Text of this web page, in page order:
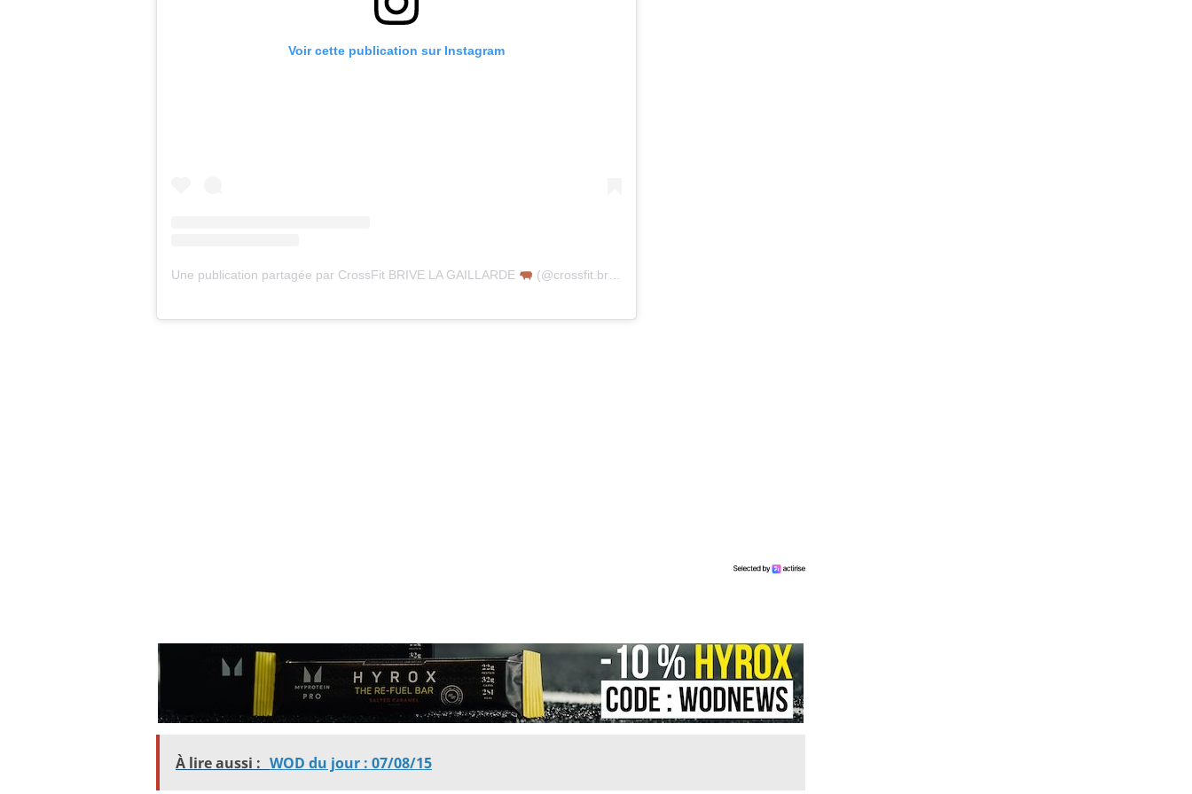
Voir cette publication sur Instagram
Une publication partagée par CrossFit BRIVE LA GAILLARDE (@crossfit.brivelagaillarde)
À lire aussi : WOD du jour : 07/08/15